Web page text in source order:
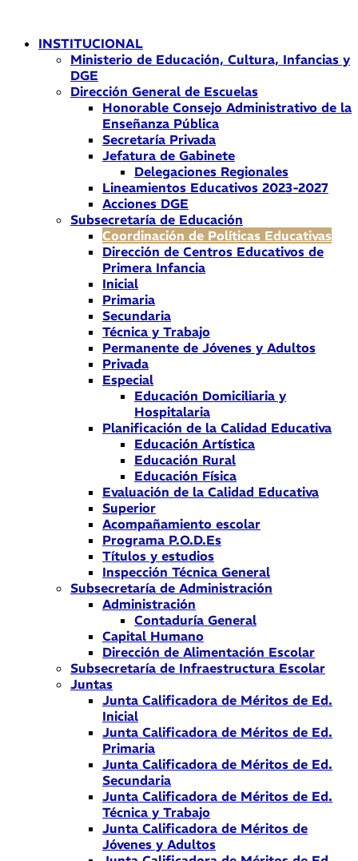
contenidoINSTITUCIONAL
Ministerio de Educación, Cultura, Infancias y
DGE
Dirección General de Escuelas
Honorable Consejo Administrativo de la
Enseñanza Pública
Secretaría Privada
Jefatura de Gabinete
Delegaciones Regionales
Lineamientos Educativos 2023-2027
Acciones DGE
Subsecretaría de Educación
Coordinación de Políticas Educativas
Dirección de Centros Educativos de
Primera Infancia
Inicial
Primaria
Secundaria
Técnica y Trabajo
Permanente de Jóvenes y Adultos
Privada
Especial
Educación Domiciliaria y
Hospitalaria
Planificación de la Calidad Educativa
Educación Artística
Educación Rural
Educación Física
Evaluación de la Calidad Educativa
Superior
Acompañamiento escolar
Programa P.O.D.Es
Títulos y estudios
Inspección Técnica General
Subsecretaría de Administración
Administración
Contaduría General
Capital Humano
Dirección de Alimentación Escolar
Subsecretaría de Infraestructura Escolar
Juntas
Junta Calificadora de Méritos de Ed.
Inicial
Junta Calificadora de Méritos de Ed.
Primaria
Junta Calificadora de Méritos de Ed.
Secundaria
Junta Calificadora de Méritos de Ed.
Técnica y Trabajo
Junta Calificadora de Méritos de
Jóvenes y Adultos